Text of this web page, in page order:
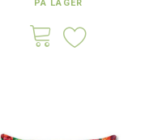
PÅ LAGER